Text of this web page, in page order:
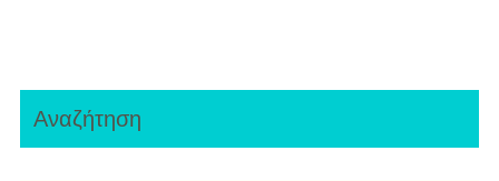
Παλαιστίνιο
Primary
Sidebar
Αναζήτηση